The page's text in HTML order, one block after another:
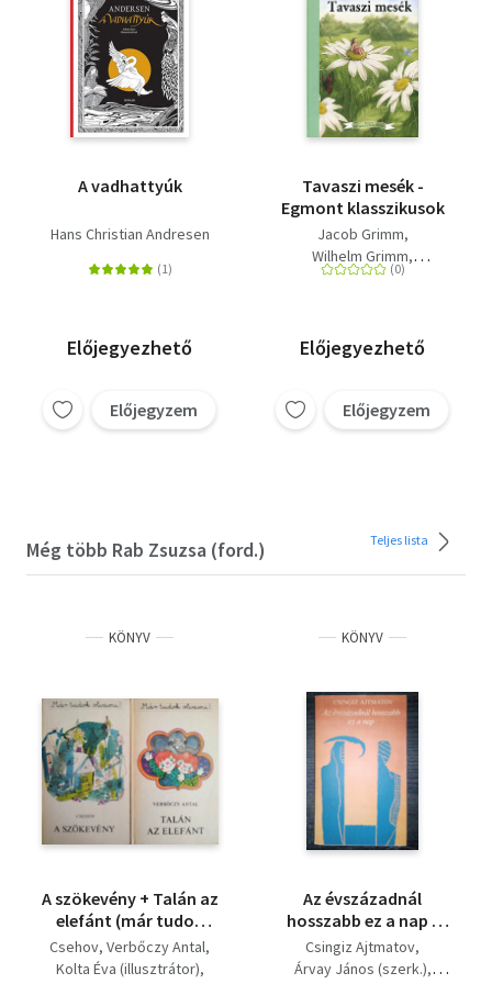
A vadhattyúk
Hans Christian Andresen
Előjegyezhető
Előjegyzem
Tavaszi mesék -
Egmont klasszikusok
Jacob Grimm
Wilhelm Grimm
Hans Christian Andresen
Előjegyezhető
Előjegyzem
Még több Rab Zsuzsa (ford.) Teljes lista
KÖNYV
A szökevény + Talán az
elefánt (már tudok
olvasni) 2 mű
Csehov Verbőczy Antal
Kolta Éva (illusztrátor)
KÖNYV
Az ​évszázadnál
hosszabb ez a nap -
Abutalip 1. (И долше
века длится день) -
Csingiz Ajtmatov
Árvay János (szerk.)